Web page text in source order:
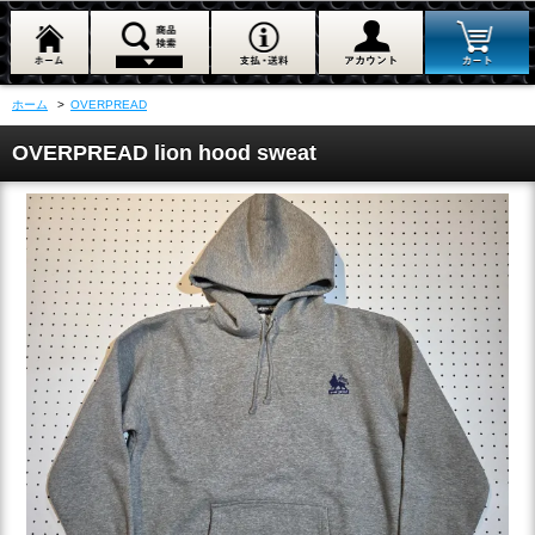
ホーム > OVERPREAD
OVERPREAD lion hood sweat